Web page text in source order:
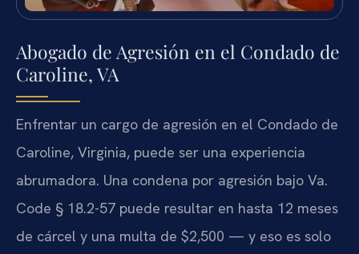
Abogado de Agresión en el Condado de
Caroline, VA
Enfrentar un cargo de agresión en el Condado de
Caroline, Virginia, puede ser una experiencia
abrumadora. Una condena por agresión bajo Va.
Code § 18.2-57 puede resultar en hasta 12 meses
de cárcel y una multa de $2,500 — y eso es solo